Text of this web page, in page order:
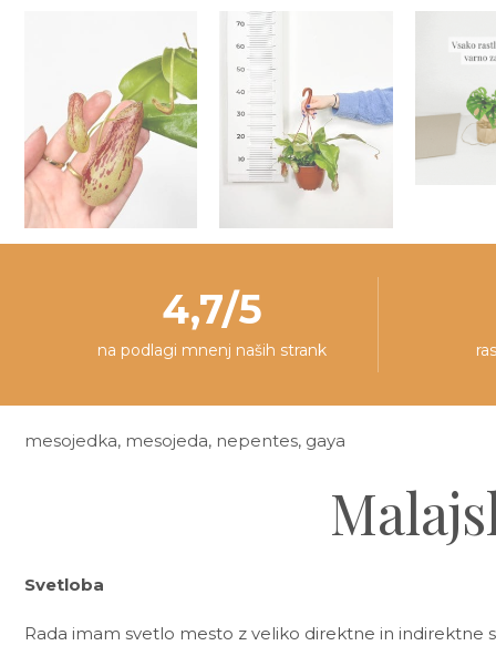
4,7/5
na podlagi mnenj naših strank
mesojedka, mesojeda, nepentes, gaya
Svetloba
Rada imam svetlo mesto z veliko direktne in